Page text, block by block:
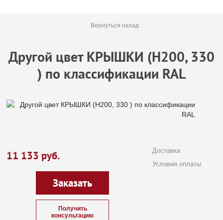
Вернуться назад
Другой цвет КРЫШКИ (Н200, 330
) по классификации RAL
11 133 руб.
Доставка
Условия оплаты
Заказать
Получить
консультацию